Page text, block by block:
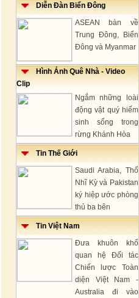
Diễn Đàn Biển Đông
ASEAN bàn về
Trung Đông, Biển
Đông và Myanmar
Hình Ảnh Quê Nhà - Video
Clip
Ngắm những loài
động vật quý hiếm
sinh sống trong
rừng Khánh Hòa
Tin Thế Giới
Saudi Arabia, Thổ
Nhĩ Kỳ và Pakistan
ký hiệp ước phòng
thủ ba bên
Tin Việt Nam
Đưa khuôn khổ
quan hệ Đối tác
Chiến lược Toàn
diện Việt Nam -
Australia đi vào